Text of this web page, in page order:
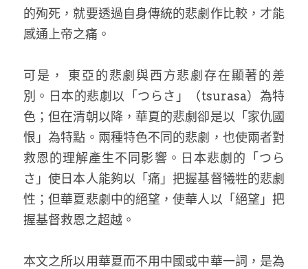
的殉死，就要透過自身傳統的悲劇作比較，才能
感通上帝之痛。
可是， 東亞的悲劇與西方悲劇存在顯著的差
別。日本的悲劇以「つらさ」（tsurasa）為特
色；但在清朝以降，華夏的悲劇卻是以「家仇國
恨」為特點。兩種特色不同的悲劇，也使兩者對
救恩的理解產生不同影響。日本悲劇的「つら
さ」使日本人能夠以「痛」把握基督犧牲的悲劇
性；但華夏悲劇中的絕望，使華人以「絕望」把
握基督救恩之超越。
本文之所以用華夏而不用中國或中華一詞，是為